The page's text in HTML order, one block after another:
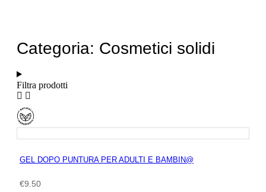
Categoria: Cosmetici solidi
Filtra prodotti
GEL DOPO PUNTURA PER ADULTI E BAMBIN@
€9.50